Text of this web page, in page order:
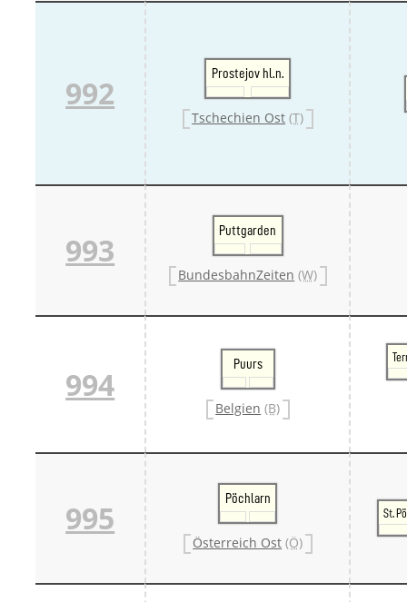
992
Prostejov hl.n.
Tschechien Ost (T)
993
Puttgarden
BundesbahnZeiten (W)
994
Puurs
Belgien (B)
995
Pöchlarn
Österreich Ost (Ö)
St.